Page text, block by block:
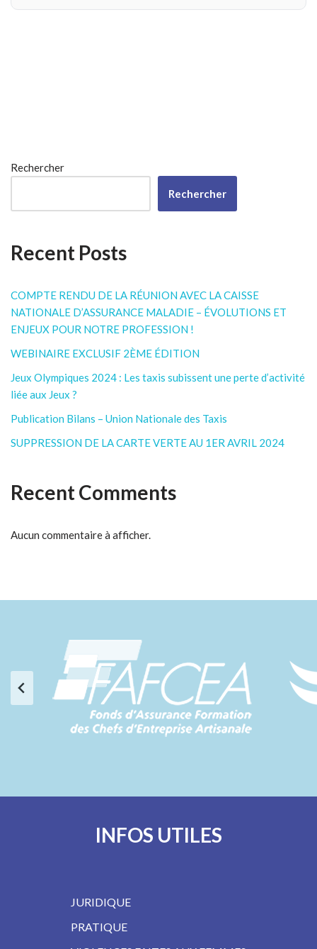
Rechercher
Rechercher
Recent Posts
COMPTE RENDU DE LA RÉUNION AVEC LA CAISSE
NATIONALE D’ASSURANCE MALADIE – ÉVOLUTIONS ET
ENJEUX POUR NOTRE PROFESSION !
WEBINAIRE EXCLUSIF 2ÈME ÉDITION
Jeux Olympiques 2024 : Les taxis subissent une perte d’activité
liée aux Jeux ?
Publication Bilans – Union Nationale des Taxis
SUPPRESSION DE LA CARTE VERTE AU 1ER AVRIL 2024
Recent Comments
Aucun commentaire à afficher.
INFOS UTILES
JURIDIQUE
PRATIQUE